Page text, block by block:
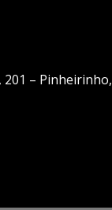
201 – Pinheirinho,